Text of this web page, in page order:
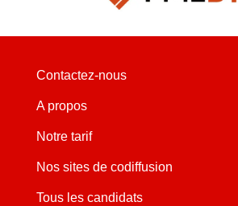
Contactez-nous
A propos
Notre tarif
Nos sites de codiffusion
Tous les candidats